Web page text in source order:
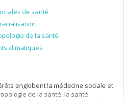
de santé
de la santé
climatiques
englobent la médecine sociale et
de la santé, la santé